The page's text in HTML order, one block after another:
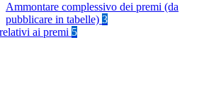
Ammontare complessivo dei premi (da
pubblicare in tabelle) 3
ai premi 5